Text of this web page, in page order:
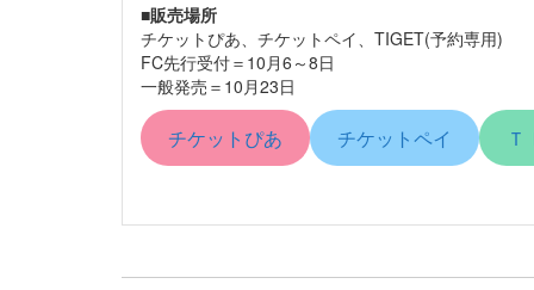
■販売場所
チケットぴあ、チケットペイ、TIGET(予約専用)
FC先行受付＝10月6～8日
一般発売＝10月23日
チケットぴあ チケットペイ Ｔ
投